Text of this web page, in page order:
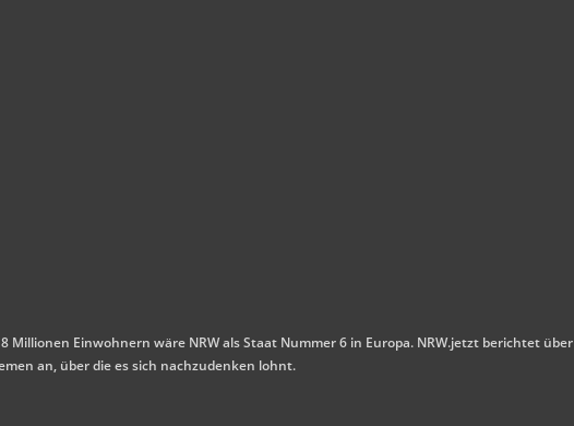
Einwohnern wäre NRW als Staat Nummer 6 in Europa. NRW.jetzt berichtet über
an, über die es sich nachzudenken lohnt.